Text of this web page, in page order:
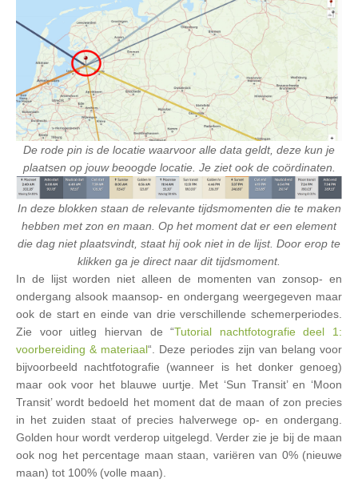
De rode pin is de locatie waarvoor alle data geldt, deze kun je
plaatsen op jouw beoogde locatie. Je ziet ook de coördinaten.
In deze blokken staan de relevante tijdsmomenten die te maken
hebben met zon en maan. Op het moment dat er een element
die dag niet plaatsvindt, staat hij ook niet in de lijst. Door erop te
klikken ga je direct naar dit tijdsmoment.
In de lijst worden niet alleen de momenten van zonsop- en
ondergang alsook maansop- en ondergang weergegeven maar
ook de start en einde van drie verschillende schemerperiodes.
Zie voor uitleg hiervan de “Tutorial nachtfotografie deel 1:
voorbereiding & materiaal“. Deze periodes zijn van belang voor
bijvoorbeeld nachtfotografie (wanneer is het donker genoeg)
maar ook voor het blauwe uurtje. Met ‘Sun Transit’ en ‘Moon
Transit’ wordt bedoeld het moment dat de maan of zon precies
in het zuiden staat of precies halverwege op- en ondergang.
Golden hour wordt verderop uitgelegd. Verder zie je bij de maan
ook nog het percentage maan staan, variëren van 0% (nieuwe
maan) tot 100% (volle maan).